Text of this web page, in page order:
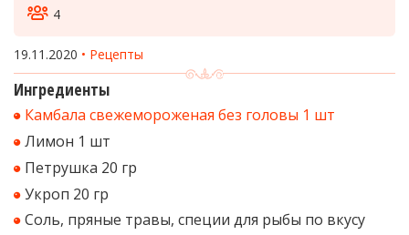
4
19.11.2020 Рецепты
Ингредиенты
Камбала свежемороженая без головы 1 шт
Лимон 1 шт
Петрушка 20 гр
Укроп 20 гр
Соль, пряные травы, специи для рыбы по вкусу